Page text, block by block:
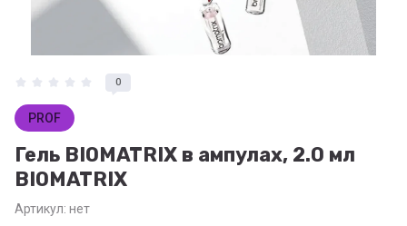
0
PROF
Гель BIOMATRIX в ампулах, 2.0 мл
BIOMATRIX
Артикул: нет